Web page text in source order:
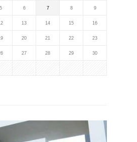
5 6 7 8 9
13 14 15 16
20 21 22 23
27 28 29 30